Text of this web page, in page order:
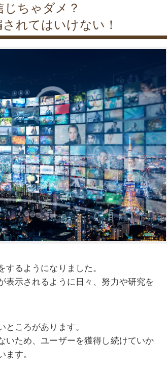
ちゃダメ？
れてはいけない！
るようになりました。
表示されるように日々、努力や研究を
ころがあります。
いため、ユーザーを獲得し続けていか
す。